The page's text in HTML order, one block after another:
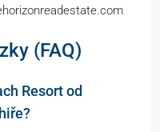
(FAQ)
Resort od